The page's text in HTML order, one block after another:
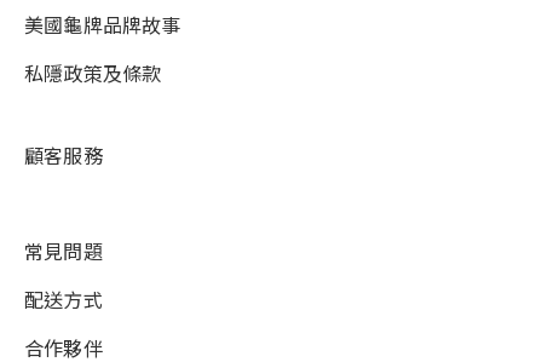
美國龜牌品牌故事
私隱政策及條款
顧客服務
常見問題
配送方式
合作夥伴